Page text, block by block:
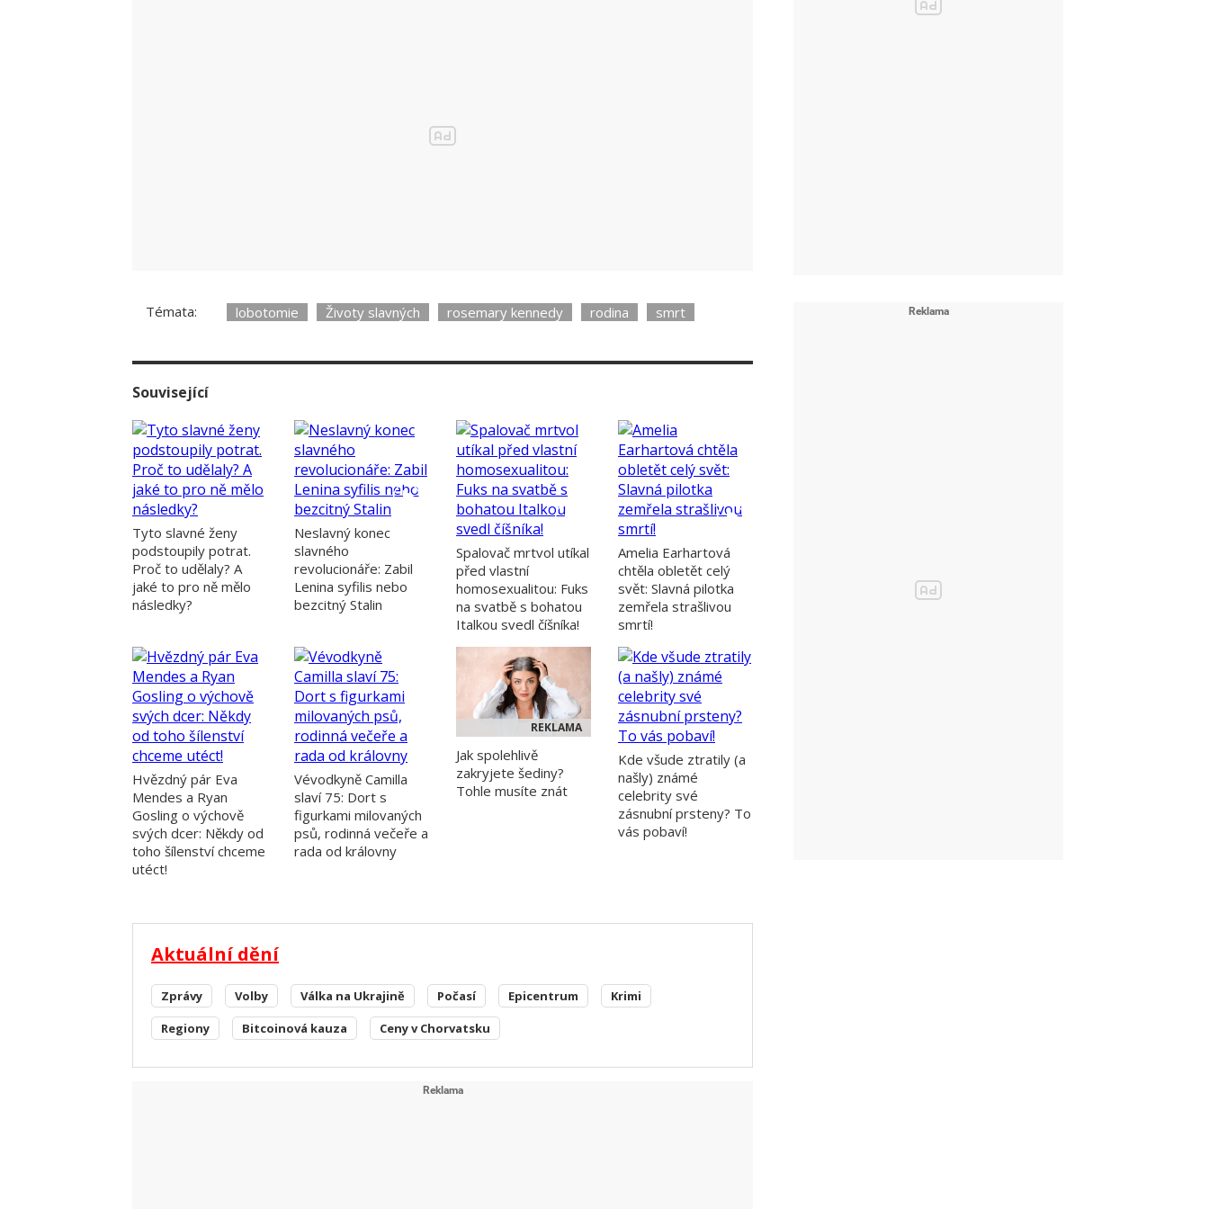
Přihlásit přes Facebook
Přihlásit přes Google
Témata: lobotomie Životy slavných rosemary kennedy rodina smrt
Související
Tyto slavné ženy
podstoupily potrat.
Proč to udělaly? A
jaké to pro ně mělo
následky?
Neslavný konec
slavného
revolucionáře: Zabil
Lenina syfilis nebo
bezcitný Stalin
Spalovač mrtvol utíkal
před vlastní
homosexualitou: Fuks
na svatbě s bohatou
Italkou svedl číšníka!
Amelia Earhartová
chtěla obletět celý
svět: Slavná pilotka
zemřela strašlivou
smrtí!
Hvězdný pár Eva
Mendes a Ryan
Gosling o výchově
svých dcer: Někdy od
toho šílenství chceme
utéct!
Vévodkyně Camilla
slaví 75: Dort s
figurkami milovaných
psů, rodinná večeře a
rada od královny
REKLAMA
Jak spolehlivě
zakryjete šediny?
Tohle musíte znát
Kde všude ztratily (a
našly) známé
celebrity své
zásnubní prsteny? To
vás pobaví!
Aktuální dění
Zprávy Volby Válka na Ukrajině Počasí Epicentrum
Krimi
Regiony
Bitcoinová kauza Ceny v Chorvatsku